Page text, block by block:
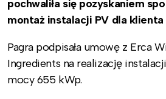
pochwaliła się pozyskaniem
montaż instalacji PV dla
Pagra podpisała umowę z Erca
Ingredients na realizację
mocy 655 kWp.